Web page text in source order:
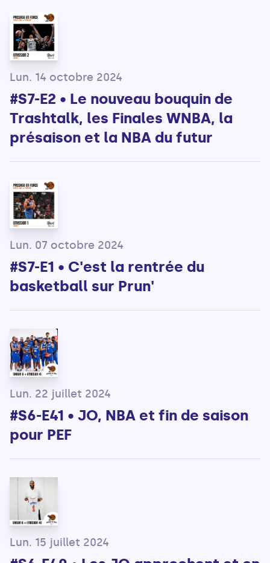
Lun. 14 octobre 2024
#S7-E2 • Le nouveau bouquin de
Trashtalk, les Finales WNBA, la
présaison et la NBA du futur
Lun. 07 octobre 2024
#S7-E1 • C'est la rentrée du
basketball sur Prun'
Lun. 22 juillet 2024
#S6-E41 • JO, NBA et fin de saison
pour PEF
Lun. 15 juillet 2024